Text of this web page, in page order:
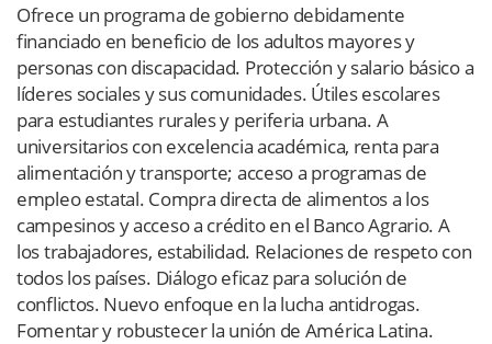
Ofrece un programa de gobierno debidamente
financiado en beneficio de los adultos mayores y
personas con discapacidad. Protección y salario básico a
líderes sociales y sus comunidades. Útiles escolares
para estudiantes rurales y periferia urbana. A
universitarios con excelencia académica, renta para
alimentación y transporte; acceso a programas de
empleo estatal. Compra directa de alimentos a los
campesinos y acceso a crédito en el Banco Agrario. A
los trabajadores, estabilidad. Relaciones de respeto con
todos los países. Diálogo eficaz para solución de
conflictos. Nuevo enfoque en la lucha antidrogas.
Fomentar y robustecer la unión de América Latina.